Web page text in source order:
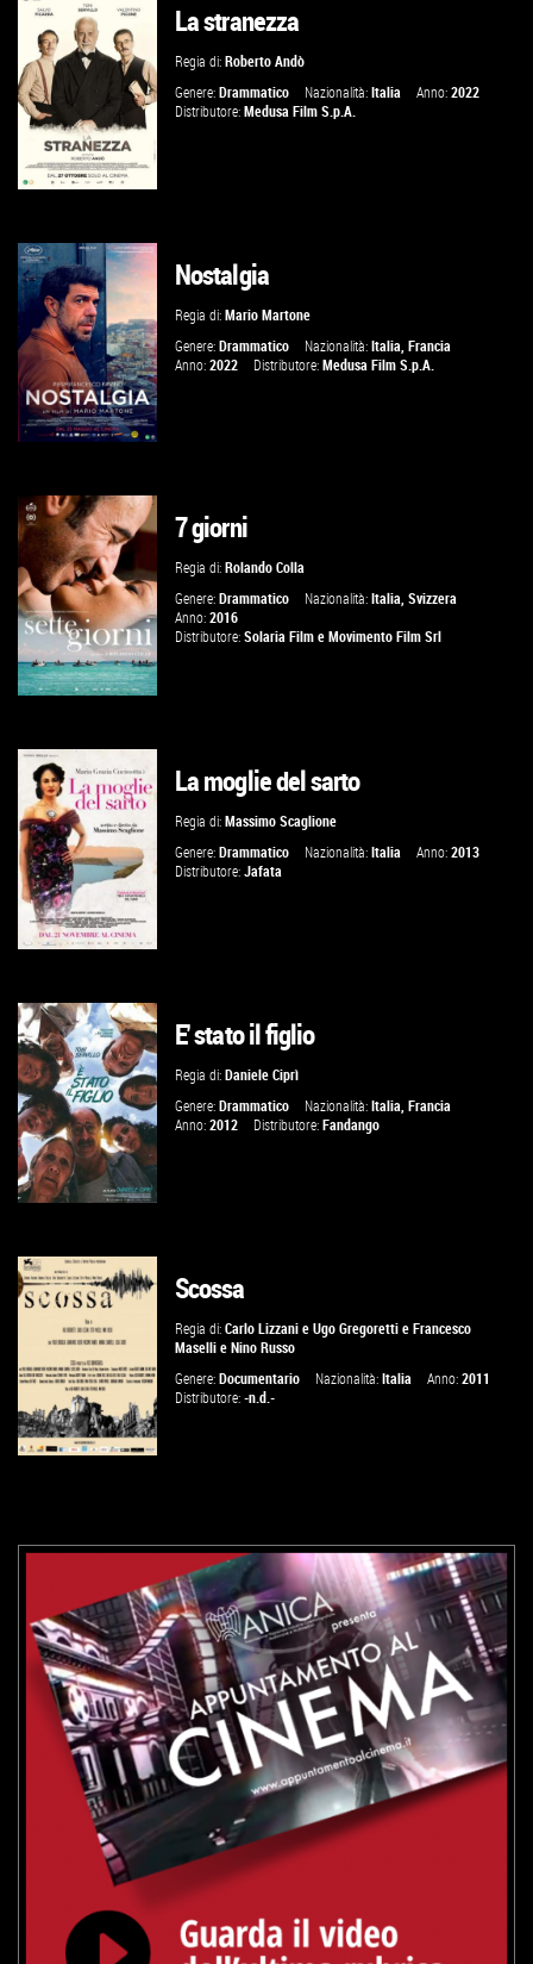
VAI ALLA SCHEDA
GUARDA IL TRAILER
VAI ALLA SCHEDA
La stranezza
Regia di:Roberto Andò
Genere:Drammatico Nazionalità:Italia Anno:2022
Distributore:Medusa Film S.p.A.
GUARDA IL TRAILER
VAI ALLA SCHEDA
Nostalgia
Regia di:Mario Martone
Genere:Drammatico Nazionalità:Italia ,Francia
Anno:2022 Distributore:Medusa Film S.p.A.
VAI ALLA SCHEDA
7 giorni
Regia di:Rolando Colla
Genere:Drammatico Nazionalità:Italia,Svizzera
Anno:2016
Distributore:Solaria Film eMovimento Film Srl
VAI ALLA SCHEDA
La moglie del sarto
Regia di:Massimo Scaglione
Genere:Drammatico Nazionalità:Italia Anno:2013
Distributore:Jafata
VAI ALLA SCHEDA
E' stato il figlio
Regia di:Daniele Ciprì
Genere:Drammatico Nazionalità:Italia ,Francia
Anno:2012 Distributore:Fandango
Scossa
Regia di:Carlo Lizzani eUgo Gregoretti eFrancesco
Maselli eNino Russo
Genere:Documentario Nazionalità:Italia Anno:2011
Distributore:-n.d.-